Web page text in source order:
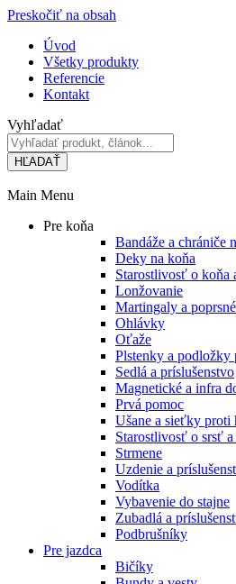
Preskočiť na obsah
Úvod
Všetky produkty
Referencie
Kontakt
Vyhľadať
HĽADAŤ
Main Menu
Pre koňa
Bandáže a chrániče
Deky na koňa
Starostlivosť o koňa
Lonžovanie
Martingaly a
Ohlávky
Oťaže
Plstenky a podložky
Sedlá a príslušenstvo
Magnetické a infra
Prvá pomoc
Ušane a sieťky proti
Starostlivosť o srsť
Strmene
Uzdenie a
Vodítka
Vybavenie do stajne
Zubadlá a
Podbrušníky
Pre jazdca
Bičíky